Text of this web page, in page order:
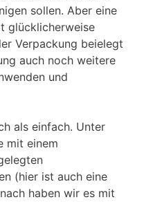
sollen. Aber eine
glücklicherweise
Verpackung beielegt
auch noch weitere
und
als einfach. Unter
mit einem
(hier ist auch eine
haben wir es mit